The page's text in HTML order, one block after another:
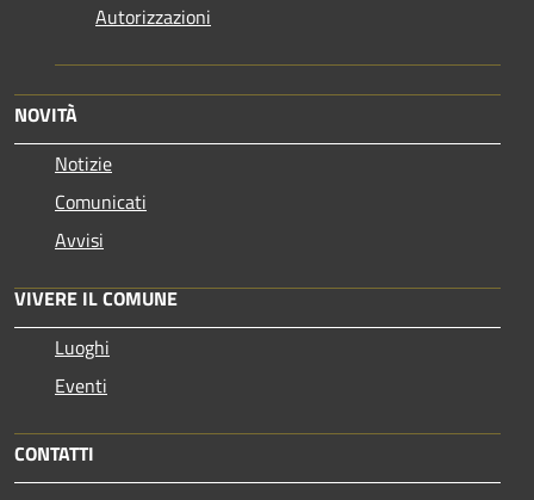
Autorizzazioni
NOVITÀ
Notizie
Comunicati
Avvisi
VIVERE IL COMUNE
Luoghi
Eventi
CONTATTI